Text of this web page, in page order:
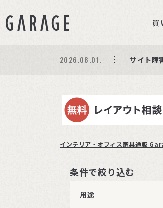
買
期間限定
商品ペー
2026.08.01. サイト障
インテリア・オフィス家具通販
条件で絞り込む
用途